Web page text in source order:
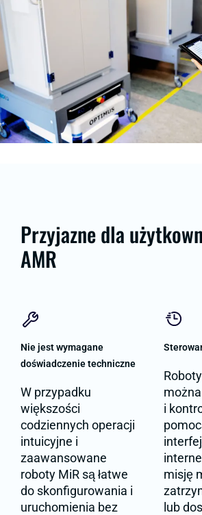
Przyjazne dla
AMR
Nie jest wymagane
doświadczenie techniczne
W przypadku
większości
codziennych operacji
intuicyjne i
zaawansowane
roboty MiR są łatwe
do skonfigurowania i
uruchomienia bez
i
misję
lub